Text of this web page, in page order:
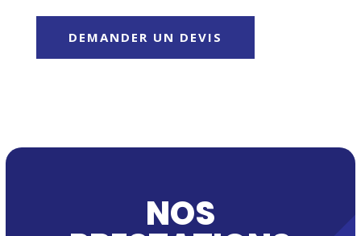
e
t
e
DEMANDER UN DEVIS
NOS